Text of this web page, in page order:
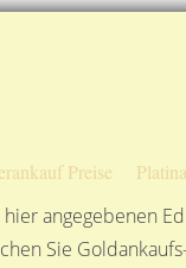
Preise
angegebenen
Sie